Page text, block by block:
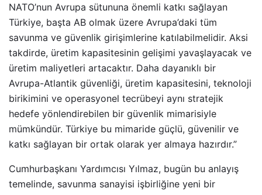
NATO’nun Avrupa sütununa önemli katkı sağlayan
Türkiye, başta AB olmak üzere Avrupa’daki tüm
savunma ve güvenlik girişimlerine katılabilmelidir. Aksi
takdirde, üretim kapasitesinin gelişimi yavaşlayacak ve
üretim maliyetleri artacaktır. Daha dayanıklı bir
Avrupa-Atlantik güvenliği, üretim kapasitesini, teknoloji
birikimini ve operasyonel tecrübeyi aynı stratejik
hedefe yönlendirebilen bir güvenlik mimarisiyle
mümkündür. Türkiye bu mimaride güçlü, güvenilir ve
katkı sağlayan bir ortak olarak yer almaya hazırdır.”
Cumhurbaşkanı Yardımcısı Yılmaz, bugün bu anlayış
temelinde, savunma sanayisi işbirliğine yeni bir